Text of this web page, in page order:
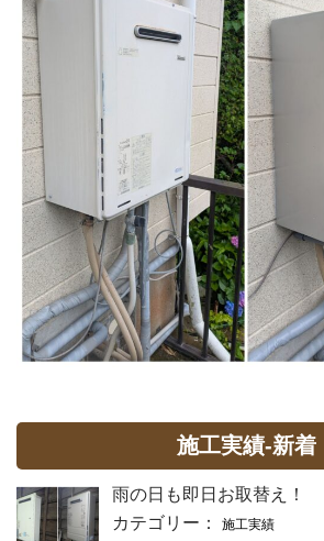
施工実績-新着
雨の日も即日お取替え！
カテゴリー：
施工実績